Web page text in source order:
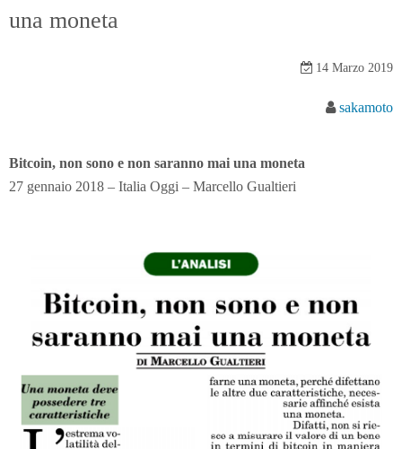
una moneta
14 Marzo 2019
sakamoto
Bitcoin, non sono e non saranno mai una moneta
27 gennaio 2018 – Italia Oggi – Marcello Gualtieri